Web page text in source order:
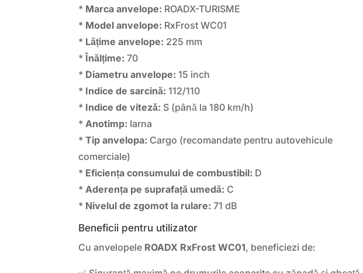
* Marca anvelope: ROADX-TURISME
* Model anvelope: RxFrost WC01
* Lățime anvelope: 225 mm
*Înălțime: 70
* Diametru anvelope: 15 inch
* Indice de sarcină: 112/110
* Indice de viteză: S (până la 180 km/h)
* Anotimp: Iarna
*Tip anvelopa: Cargo (recomandate pentru autovehicule
comerciale)
* Eficiența consumului de combustibil: D
* Aderența pe suprafață umedă: C
* Nivelul de zgomot la rulare: 71 dB
Beneficii pentru utilizator
Cu anvelopele ROADX RxFrost WC01, beneficiezi de: